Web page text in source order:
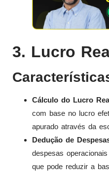
3. Lucro
Cálculo do Lucro
com base no lucro
apurado através da
Dedução de
despesas
que pode reduzir a